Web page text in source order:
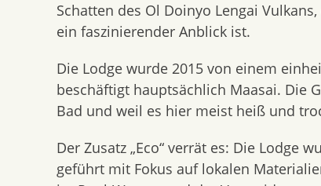
Schatten des Ol Doinyo Lengai
ein faszinierender Anblick ist.
Die Lodge wurde 2015 von einem
beschäftigt hauptsächlich Maasai. Die
Bad und weil es hier meist heiß und
Der Zusatz „Eco“ verrät es: Die Lodge
geführt mit Fokus auf lokalen